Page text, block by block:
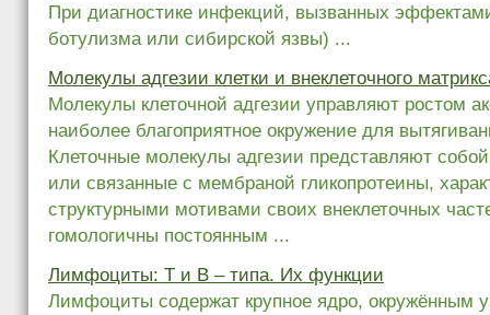
При диагностике инфекций, вызванных
ботулизма или сибирской язвы) ...
Молекулы адгезии клетки и внеклеточного
Молекулы клеточной адгезии управляют ростом
наиболее благоприятное окружение для
Клеточные молекулы адгезии представляют
или связанные с мембраной гликопротеины,
структурными мотивами своих внеклеточных
гомологичны постоянным ...
Лимфоциты: Т и В – типа. Их функции
Лимфоциты содержат крупное ядро, окружённым